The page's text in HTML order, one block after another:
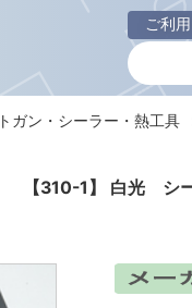
ご利
【310-1】 白光 シ
ガン・シーラー・熱工具